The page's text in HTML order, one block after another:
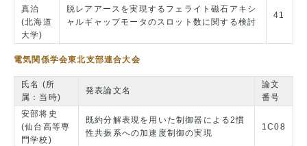
真治
(北海道
大学)
脱レアアースを実現するフェライト磁石アキシ
ャルギャップモータのスロット数に関する検討
41
電気関係学会東北支部連合大会
氏名 (所
属：当時)
発表論文名
論文
番号
安部将史
(仙台高等専
門学校)
既約分解表現を用いた制御器による2慣
性共振系への加速度制御の実現
1C08